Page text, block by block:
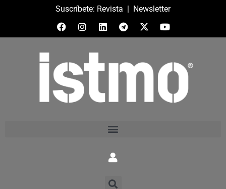
Suscríbete: Revista | Newsletter